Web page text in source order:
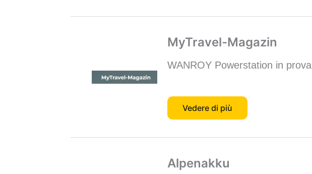
MyTravel-Magazin
WANROY Powerstation in prova
Vedere di più
Alpenakku